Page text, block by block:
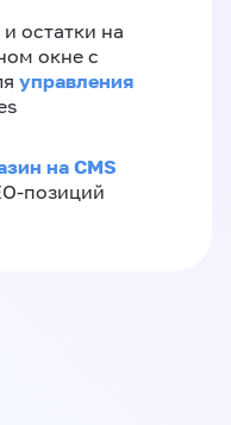
остатки на
окне с
управления
на CMS
позиций